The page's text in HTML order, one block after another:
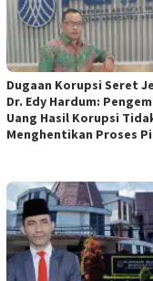
Dugaan Korupsi Seret
Dr. Edy Hardum:
Uang Hasil Korupsi
Menghentikan Proses